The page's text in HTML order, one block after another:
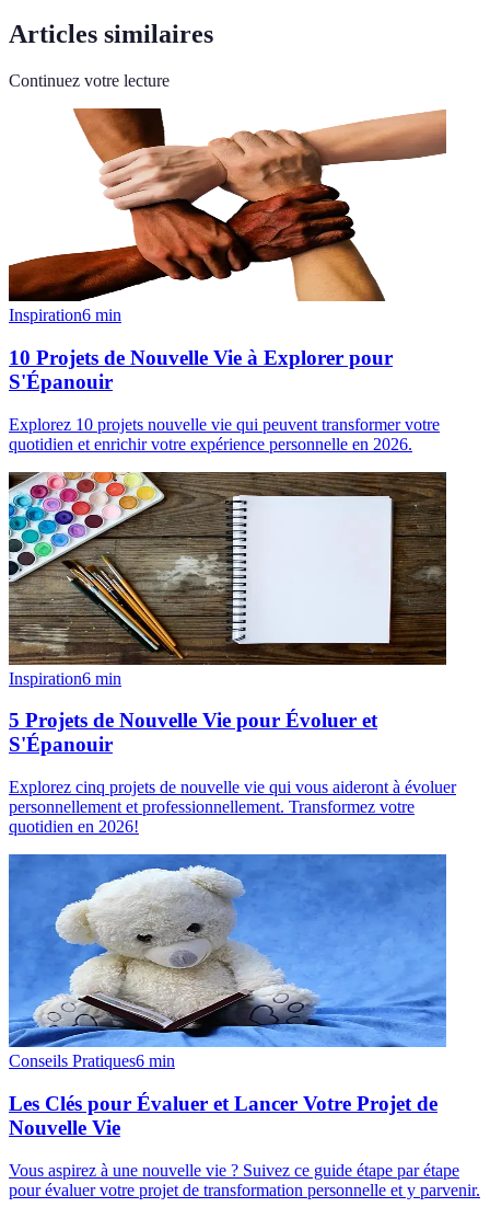
Articles similaires
Continuez votre lecture
Inspiration6 min
10 Projets de Nouvelle Vie à Explorer pour
S'Épanouir
Explorez 10 projets nouvelle vie qui peuvent transformer votre
quotidien et enrichir votre expérience personnelle en 2026.
Inspiration6 min
5 Projets de Nouvelle Vie pour Évoluer et
S'Épanouir
Explorez cinq projets de nouvelle vie qui vous aideront à évoluer
personnellement et professionnellement. Transformez votre
quotidien en 2026!
Conseils Pratiques6 min
Les Clés pour Évaluer et Lancer Votre Projet de
Nouvelle Vie
Vous aspirez à une nouvelle vie ? Suivez ce guide étape par étape
pour évaluer votre projet de transformation personnelle et y parvenir.